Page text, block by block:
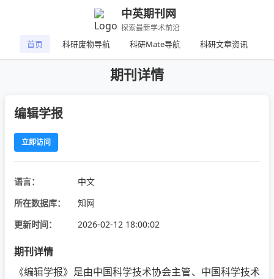
中英期刊网
探索最新学术前沿
首页 科研废物导航 科研Mate导航 科研文章资讯
期刊详情
编辑学报
立即访问
语言：
中文
所在数据库：
知网
更新时间：
2026-02-12 18:00:02
期刊详情
《编辑学报》是由中国科学技术协会主管、中国科学技术